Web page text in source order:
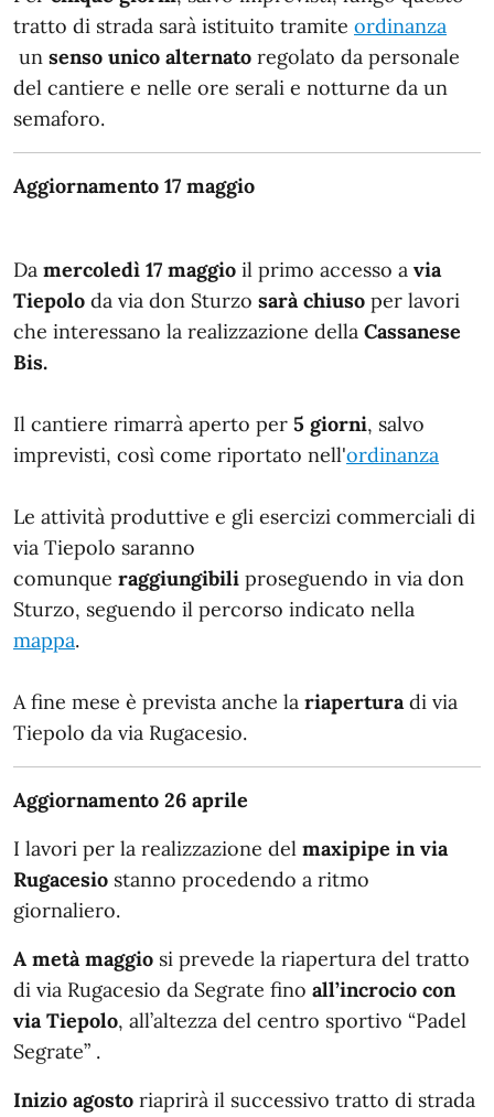
tratto di strada sarà istituito tramite ordinanza
un senso unico alternato regolato da personale
del cantiere e nelle ore serali e notturne da un
semaforo.
Aggiornamento 17 maggio
Da mercoledì 17 maggio il primo accesso a via
Tiepolo da via don Sturzo sarà chiuso per lavori
che interessano la realizzazione della Cassanese
Bis.
Il cantiere rimarrà aperto per 5 giorni, salvo
imprevisti, così come riportato nell'ordinanza
Le attività produttive e gli esercizi commerciali di
via Tiepolo saranno
comunque raggiungibili proseguendo in via don
Sturzo, seguendo il percorso indicato nella
mappa.
A fine mese è prevista anche la riaperturadi via
Tiepolo da via Rugacesio.
Aggiornamento 26 aprile
I lavori per la realizzazione del maxipipe in via
Rugacesio stanno procedendo a ritmo
giornaliero.
A metà maggio si prevede la riapertura del tratto
di via Rugacesio da Segrate fino all’incrocio con
via Tiepolo, all’altezza del centro sportivo “Padel
Segrate” .
Inizio agosto riaprirà il successivo tratto di strada